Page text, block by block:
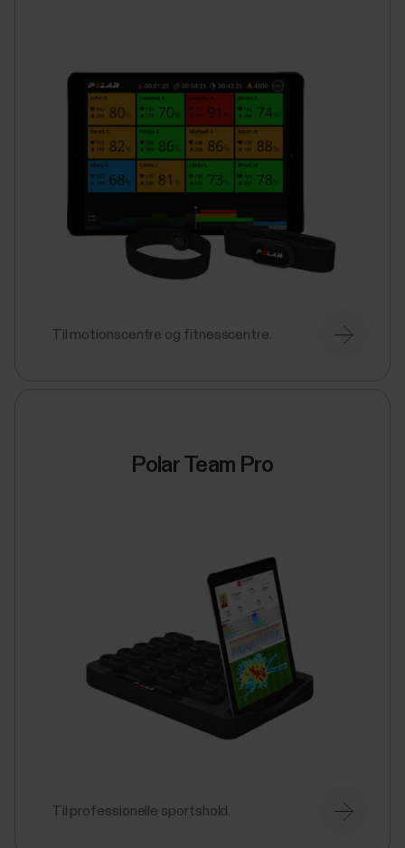
Til motionscentre og fitnesscentre.
Polar Team Pro
Til professionelle sportshold.